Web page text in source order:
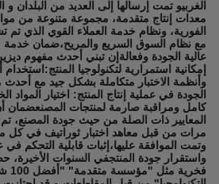
الغربيو تمت إرسالها إلى العديد من
معدات إنتاج متقدمة، مجموعة متنوعة من
الفورية، ونظام خدمة العملاء القوي الذي
مع نظام السوق السريع والمريح،ضمان خدمة
عالية الجودة وفعالةإن تبني أحدث مفهوم
إمكانية استمرارية لتكنولوجيا المنتج:استخدام
وأنظمة الاختبار متكاملة بشكل جيد مع أحدث
الجودة في عملية إنتاج المنتج: اختيار المواد
كامل ومراقبة صارمة لمنتجات المصنعضمان
المعايير ذات الصلة من حيث جودة المصنع،
مرات من قبل معاهد اختبار ثوراتيف في كل من
وتمت الموافقة عليها،إثبات قابلية التحكم في
واستقرار جودة المنتجفي السنوات